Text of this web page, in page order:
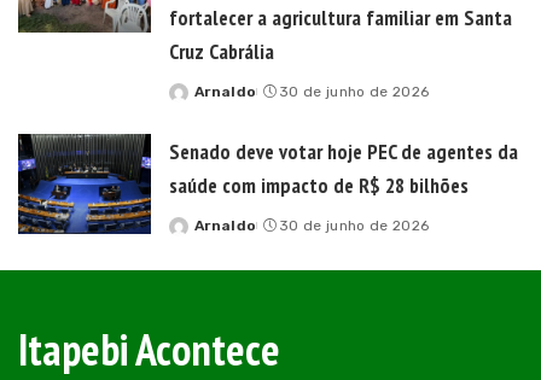
fortalecer a agricultura familiar em Santa
Cruz Cabrália
Posted
Arnaldo 30 de junho de 2026
Senado deve votar hoje PEC de agentes da
saúde com impacto de R$ 28 bilhões
Posted
Arnaldo 30 de junho de 2026
Itapebi Acontece